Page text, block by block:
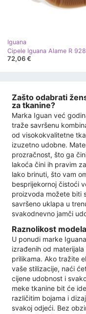
Iguana
Cipele Iguana Alame R
72,06 €
Zašto odabrati
za tkanine?
Marka Iguan već
traže savršenu
od visokokvalitetne
izuzetno udobne.
prozračnost, što ga
lakoća čini ih pravim
lako brinuti, što vam
besprijekornoj čistoći
proizvoda možete biti
savršeno uklapa u
svakodnevno jamči
Raznolikost
U ponudi marke
izrađenih od
prilikama. Ako tražite
vaše stilizacije, naći
cijene udobnost i
meke tkanine bit će
različitim bojama i
svakoj odjeći. Bez